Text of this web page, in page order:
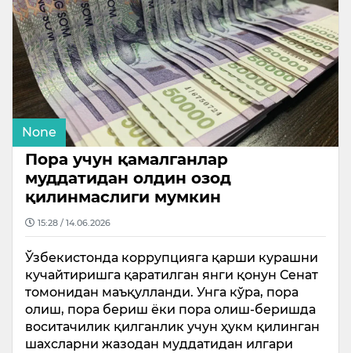
None
Пора учун қамалганлар
муддатидан олдин озод
қилинмаслиги мумкин
15:28 / 14.06.2026
Ўзбекистонда коррупцияга қарши курашни
кучайтиришга қаратилган янги қонун Сенат
томонидан маъқулланди. Унга кўра, пора
олиш, пора бериш ёки пора олиш-беришда
воситачилик қилганлик учун ҳукм қилинган
шахсларни жазодан муддатидан илгари